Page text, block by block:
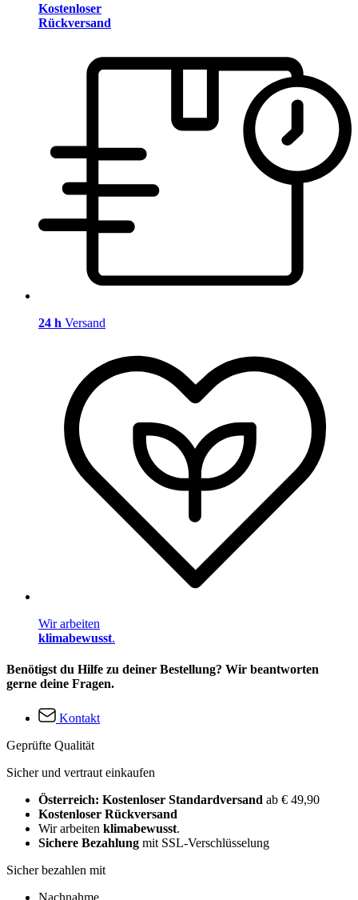
Kostenloser
Rückversand
24 h Versand
Wir arbeiten
klimabewusst.
Benötigst du Hilfe zu deiner Bestellung? Wir beantworten
gerne deine Fragen.
Kontakt
Geprüfte Qualität
Sicher und vertraut einkaufen
Österreich: Kostenloser Standardversand ab € 49,90
Kostenloser Rückversand
Wir arbeiten klimabewusst.
Sichere Bezahlung mit SSL-Verschlüsselung
Sicher bezahlen mit